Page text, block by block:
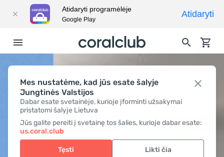
Mes nustatėme, kad jūs esate šalyje
Jungtinės Valstijos
Dabar esate svetainėje, kurioje įforminti užsakymai
pristatomi šalyje Lietuva
Jūs galite pereiti į svetainę tos šalies, kurioje dabar esate:
us.coral.club
Tęsti Likti čia
Atidaryti programėlėje
Google Play
Atidaryti